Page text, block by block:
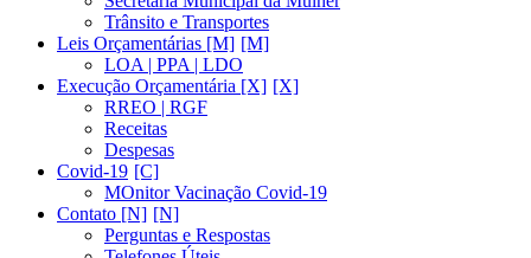
Trânsito e Transportes
Leis Orçamentárias [M]
LOA | PPA | LDO
Execução Orçamentária [X]
RREO | RGF
Receitas
Despesas
Covid-19
MOnitor Vacinação Covid-19
Contato [N]
Perguntas e Respostas